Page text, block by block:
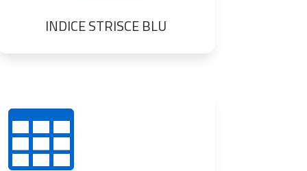
INDICE STRISCE BLU
